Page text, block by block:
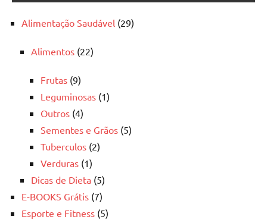
Alimentação Saudável (29)
Alimentos (22)
Frutas (9)
Leguminosas (1)
Outros (4)
Sementes e Grãos (5)
Tuberculos (2)
Verduras (1)
Dicas de Dieta (5)
E-BOOKS Grátis (7)
Esporte e Fitness (5)